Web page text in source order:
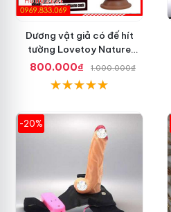
Dương vật giả có đế hít
tường Lovetoy Nature
Cock 7 inch da đen
800.000₫ 1.000.000₫
-20%